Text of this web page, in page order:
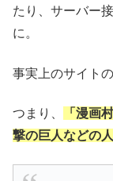
たり、サーバー
に。
事実上のサイト
つまり、
「漫画
撃の巨人などの